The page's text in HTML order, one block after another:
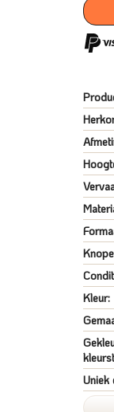
Kleur:
Uniek